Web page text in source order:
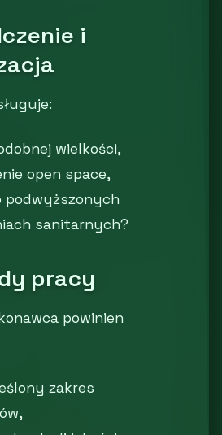
i
wielkości,
open space,
podwyższonych
sanitarnych?
pracy
powinien
zakres